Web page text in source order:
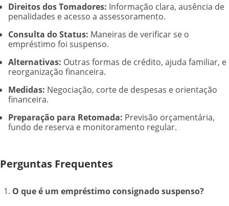
Direitos dos Tomadores: Informação clara, ausência de
penalidades e acesso a assessoramento.
Consulta do Status: Maneiras de verificar se o
empréstimo foi suspenso.
Alternativas: Outras formas de crédito, ajuda familiar, e
reorganização financeira.
Medidas: Negociação, corte de despesas e orientação
financeira.
Preparação para Retomada: Previsão orçamentária,
fundo de reserva e monitoramento regular.
Perguntas Frequentes
O que é um empréstimo consignado suspenso?